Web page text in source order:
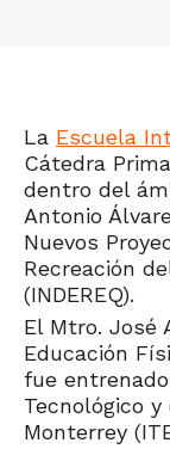
La Escuela
Cátedra
dentro del
Antonio
Nuevos
Recreación
(INDEREQ).
El Mtro. José
Educación
fue
Tecnológico
Monterrey